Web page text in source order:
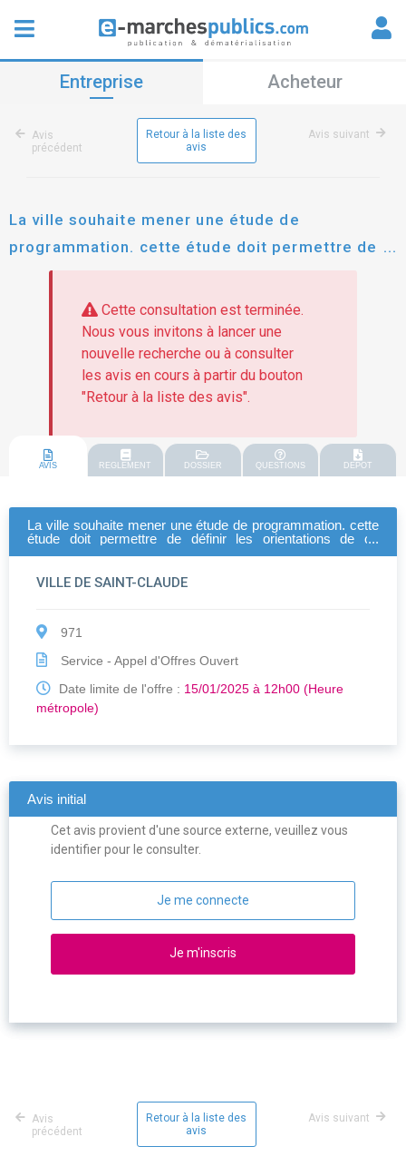
Entreprise Acheteur
Avis
précédent
Retour à la liste des
avis
Avis suivant
La ville souhaite mener une étude de
programmation. cette étude doit permettre de
définir les orientations de ce mémoriel, les
moyens à mobiliser et lever les différentes
contraintes.
Cette consultation est terminée.
Nous vous invitons à lancer une
nouvelle recherche ou à consulter
les avis en cours à partir du bouton
"Retour à la liste des avis".
AVIS REGLEMENT DOSSIER QUESTIONS DEPOT
La ville souhaite mener une étude de programmation. cette
étude doit permettre de définir les orientations de ce
VILLE DE SAINT-CLAUDE
971
Service - Appel d'Offres Ouvert
Date limite de l'offre : 15/01/2025 à 12h00 (Heure
métropole)
Avis initial
Cet avis provient d'une source externe, veuillez vous
identifier pour le consulter.
Je me connecte
Je m'inscris
Avis
précédent
Retour à la liste des
avis
Avis suivant